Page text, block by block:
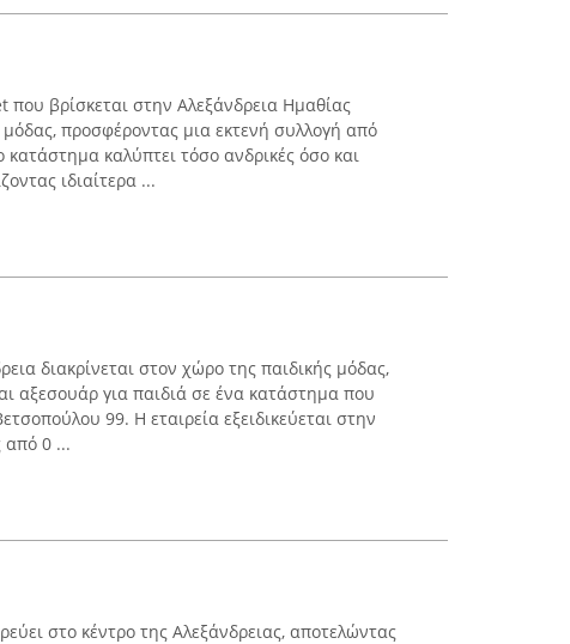
που βρίσκεται στην Αλεξάνδρεια Ημαθίας
μόδας, προσφέροντας μια εκτενή συλλογή από
καλύπτει τόσο ανδρικές όσο και
ιδιαίτερα ...
διακρίνεται στον χώρο της παιδικής μόδας,
αξεσουάρ για παιδιά σε ένα κατάστημα που
99. Η εταιρεία εξειδικεύεται στην
από 0 ...
στο κέντρο της Αλεξάνδρειας, αποτελώντας